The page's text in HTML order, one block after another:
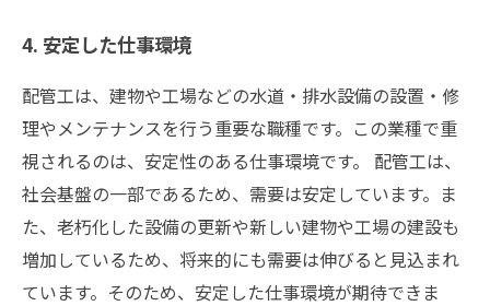
4. 安定した仕事環境
配管工は、建物や工場などの水道・排水設備の設置・修
理やメンテナンスを行う重要な職種です。この業種で重
視されるのは、安定性のある仕事環境です。 配管工は、
社会基盤の一部であるため、需要は安定しています。ま
た、老朽化した設備の更新や新しい建物や工場の建設も
増加しているため、将来的にも需要は伸びると見込まれ
ています。そのため、安定した仕事環境が期待できま